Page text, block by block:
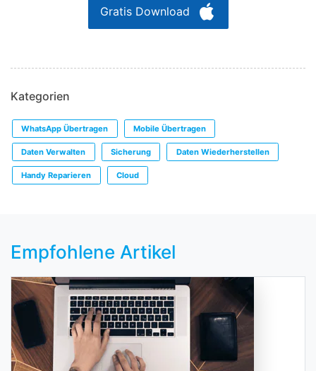
Gratis Download
Kategorien
WhatsApp Übertragen Mobile Übertragen
Daten Verwalten Sicherung Daten Wiederherstellen
Handy Reparieren Cloud
Empfohlene Artikel